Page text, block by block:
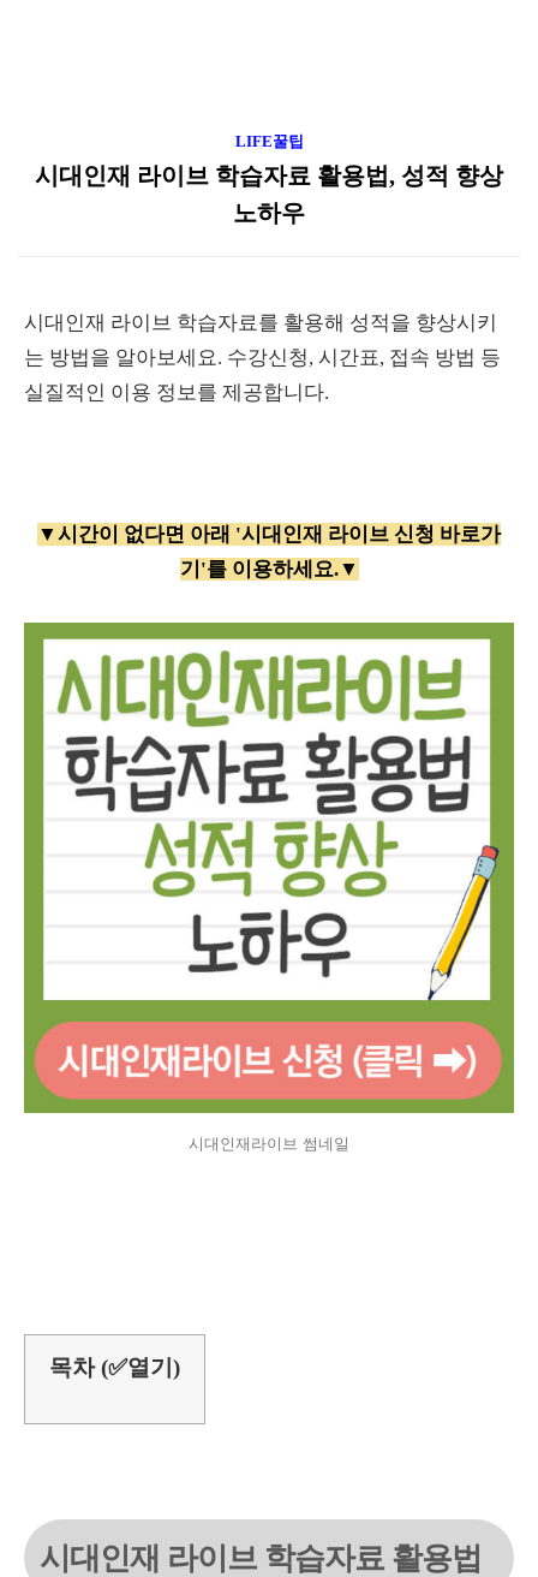
LIFE꿀팁
시대인재 라이브 학습자료 활용법, 성적 향상
노하우
시대인재 라이브 학습자료를 활용해 성적을 향상시키
는 방법을 알아보세요. 수강신청, 시간표, 접속 방법 등
실질적인 이용 정보를 제공합니다.
▼시간이 없다면 아래 '시대인재 라이브 신청 바로가
기'를 이용하세요.▼
시대인재라이브 썸네일
목차 (✅열기)
시대인재 라이브 학습자료 활용법